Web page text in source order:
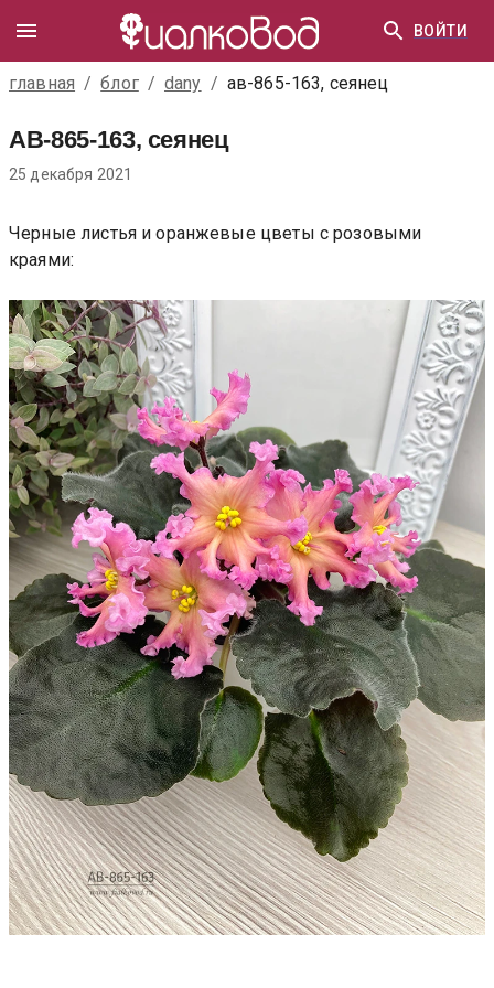
ВОЙТИ
главная / блог / dany / ав-865-163, сеянец
АВ-865-163, сеянец
25 декабря 2021
Черные листья и оранжевые цветы с розовыми
краями: